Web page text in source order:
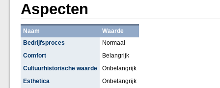
Aspecten
Naam
Waarde
Bedrijfsproces
Normaal
Comfort
Belangrijk
Cultuurhistorische waarde
Onbelangrijk
Esthetica
Onbelangrijk